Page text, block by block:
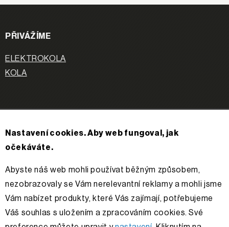
PŘIVÁŽÍME
ELEKTROKOLA
KOLA
APACHE
O nás
Příběh
Sledujte nás
Nastavení cookies. Aby web fungoval, jak
očekáváte.
Abyste náš web mohli používat běžným způsobem,
nezobrazovaly se Vám nerelevantní reklamy a mohli jsme
Vám nabízet produkty, které Vás zajímají, potřebujeme
Váš souhlas s uložením a zpracováním cookies. Své